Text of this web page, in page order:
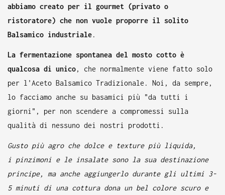
abbiamo creato per il gourmet (privato o
ristoratore) che non vuole proporre il solito
Balsamico industriale.
La fermentazione spontanea del mosto cotto è
qualcosa di unico, che normalmente viene fatto solo
per l'Aceto Balsamico Tradizionale. Noi, da sempre,
lo facciamo anche su basamici più "da tutti i
giorni", per non scendere a compromessi sulla
qualità di nessuno dei nostri prodotti.
Gusto più agro che dolce e texture più liquida,
i pinzimoni e le insalate sono la sua destinazione
principe, ma anche aggiungerlo durante gli ultimi 3-
5 minuti di una cottura dona un bel colore scuro e